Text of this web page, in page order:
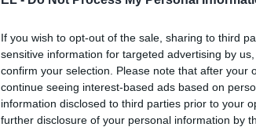
If you wish to opt-out of the sale, sharing to third
sensitive information for targeted advertising by
confirm your selection. Please note that after your
continue seeing interest-based ads based on
information disclosed to third parties prior to your
further disclosure of your personal information by